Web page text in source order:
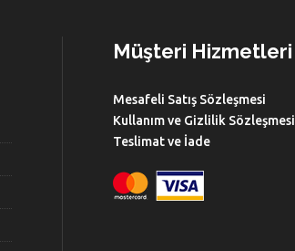
Müşteri Hizmetleri
Mesafeli Satış Sözleşmesi
Kullanım ve Gizlilik Sözleşmesi
Teslimat ve İade